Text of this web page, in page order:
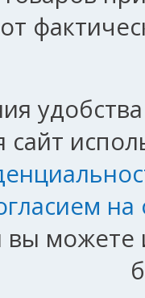
сайт
можете